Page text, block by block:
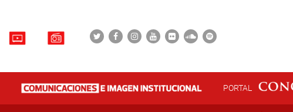
PORTAL